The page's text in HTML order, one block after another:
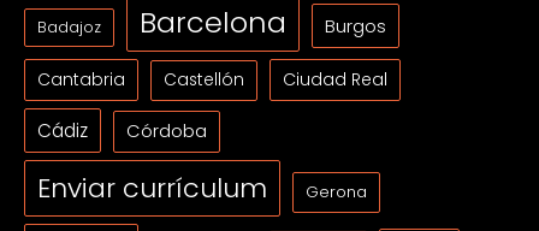
Badajoz Barcelona Burgos
Cantabria Castellón Ciudad Real
Cádiz Córdoba
Enviar currículum Gerona